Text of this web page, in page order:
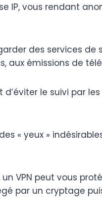
vous rendant
des services de
aux émissions de
le suivi par
yeux »
VPN peut vous
par un cryptage